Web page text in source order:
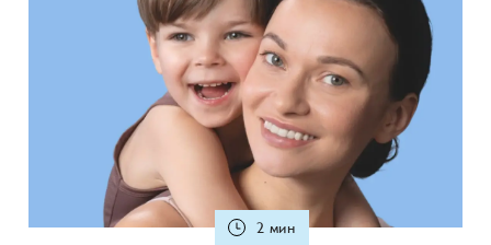
2 мин